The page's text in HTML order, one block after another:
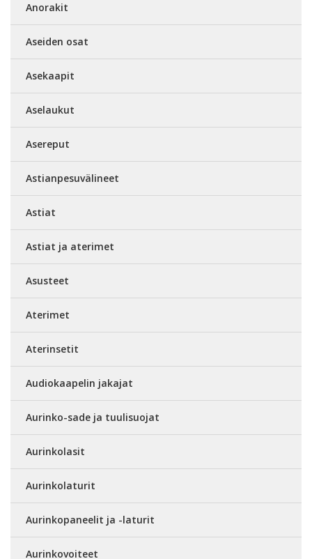
Anorakit
Aseiden osat
Asekaapit
Aselaukut
Asereput
Astianpesuvälineet
Astiat
Astiat ja aterimet
Asusteet
Aterimet
Aterinsetit
Audiokaapelin jakajat
Aurinko-sade ja tuulisuojat
Aurinkolasit
Aurinkolaturit
Aurinkopaneelit ja -laturit
Aurinkovoiteet